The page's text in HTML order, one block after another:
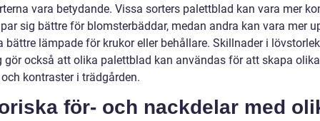
vara betydande. Vissa sorters palettblad kan vara mer
sig bättre för blomsterbäddar, medan andra kan vara mer
bättre lämpade för krukor eller behållare. Skillnader i
gör också att olika palettblad kan användas för att skapa olika
kontraster i trädgården.
för- och nackdelar med